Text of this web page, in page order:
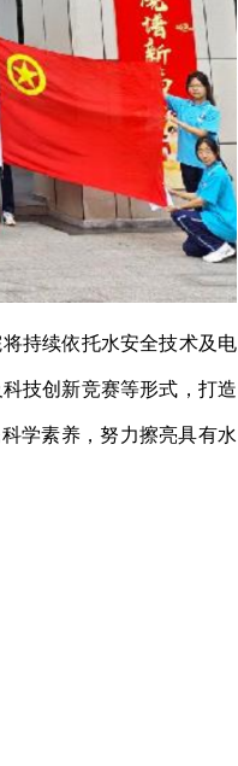
持续依托水安全技术及电
技创新竞赛等形式，打造
学素养，努力擦亮具有水